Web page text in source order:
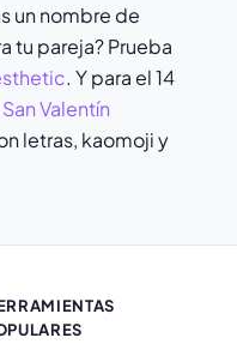
un nombre de
tu pareja? Prueba
. Y para el 14
Valentín
letras, kaomoji y